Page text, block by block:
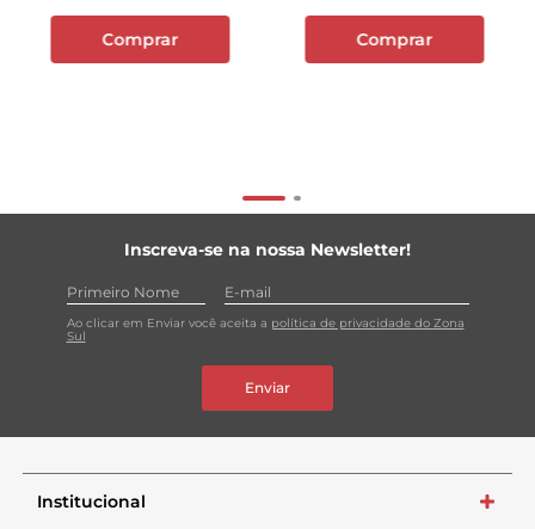
Comprar Comprar
Inscreva-se na nossa Newsletter!
Ao clicar em Enviar você aceita a política de privacidade do Zona
Sul
Enviar
Institucional +